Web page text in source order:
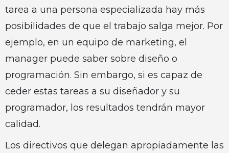
tarea a una persona especializada hay más
posibilidades de que el trabajo salga mejor. Por
ejemplo, en un equipo de marketing, el
manager puede saber sobre diseño o
programación. Sin embargo, si es capaz de
ceder estas tareas a su diseñador y su
programador, los resultados tendrán mayor
calidad.
Los directivos que delegan apropiadamente las